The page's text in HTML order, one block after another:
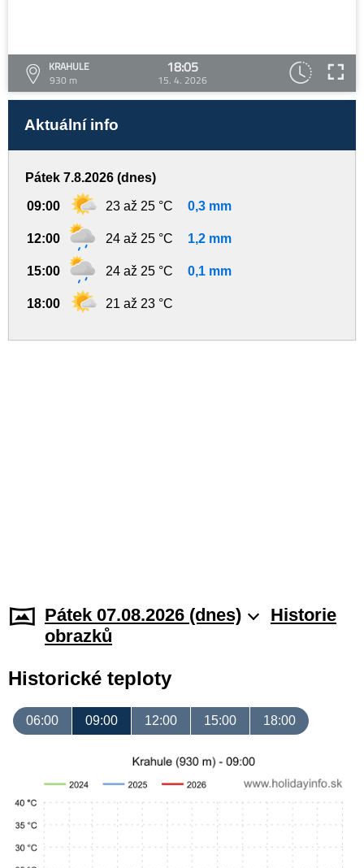
KRAHULE
930 m
18:05
15. 4. 2026
Aktuální info
Pátek 7.8.2026 (dnes)
09:00 23 až 25 °C 0,3 mm
12:00 24 až 25 °C 1,2 mm
15:00 24 až 25 °C 0,1 mm
18:00 21 až 23 °C
Pátek 07.08.2026 (dnes)
Historie
obrazků
Historické teploty
06:00 09:00 12:00 15:00 18:00